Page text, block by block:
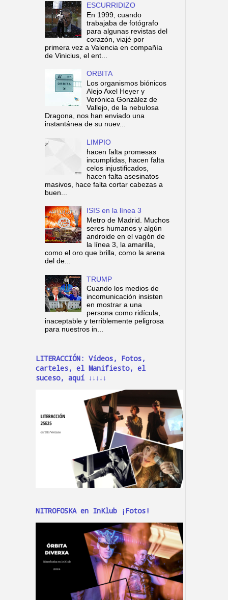
ESCURRIDIZO
En 1999, cuando
trabajaba de fotógrafo
para algunas revistas del
corazón, viajé por
primera vez a Valencia en compañía
de Vinicius, el ent...
ORBITA
Los organismos biónicos
Alejo Axel Heyer y
Verónica González de
Vallejo, de la nebulosa
Dragona, nos han enviado una
instantánea de su nuev...
LIMPIO
hacen falta promesas
incumplidas, hacen falta
celos injustificados,
hacen falta asesinatos
masivos, hace falta cortar cabezas a
buen...
ISIS en la línea 3
Metro de Madrid. Muchos
seres humanos y algún
androide en el vagón de
la línea 3, la amarilla,
como el oro que brilla, como la arena
del de...
TRUMP
Cuando los medios de
incomunicación insisten
en mostrar a una
persona como ridícula,
inaceptable y terriblemente peligrosa
para nuestros in...
LITERACCIÓN: Vídeos, Fotos,
carteles, el Manifiesto, el
suceso, aquí ↓↓↓↓↓
NITROFOSKA en InKlub ¡Fotos!